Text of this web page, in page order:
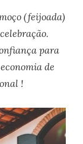
(feijoada)
para
de
!